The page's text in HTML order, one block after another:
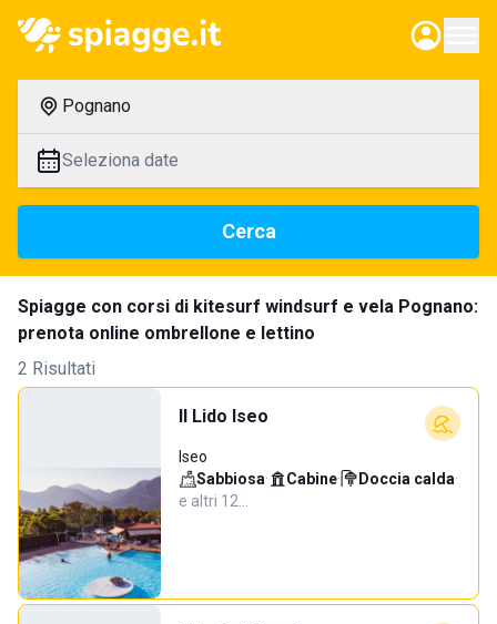
Pognano
Seleziona date
Cerca
Spiagge con corsi di kitesurf windsurf e vela Pognano:
prenota online ombrellone e lettino
2 Risultati
Il Lido Iseo
Iseo
Sabbiosa· Cabine· Doccia calda·
e altri 12…